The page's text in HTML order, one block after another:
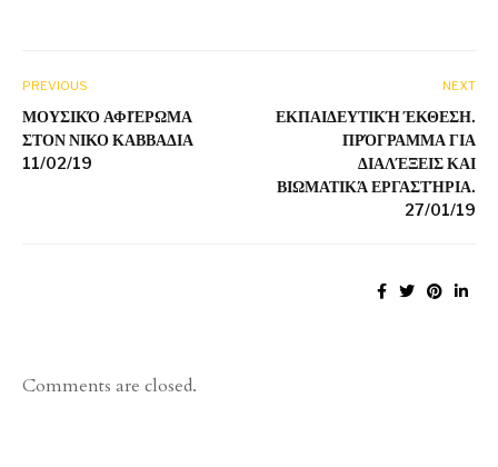
PREVIOUS
ΜΟΥΣΙΚΌ ΑΦΙΈΡΩΜΑ
ΣΤΟΝ ΝΙΚΟ ΚΑΒΒΑΔΙΑ
11/02/19
NEXT
ΕΚΠΑΙΔΕΥΤΙΚΉ ΈΚΘΕΣΗ.
ΠΡΌΓΡΑΜΜΑ ΓΙΑ
ΔΙΑΛΈΞΕΙΣ ΚΑΙ
ΒΙΩΜΑΤΙΚΆ ΕΡΓΑΣΤΉΡΙΑ.
27/01/19
Comments are closed.